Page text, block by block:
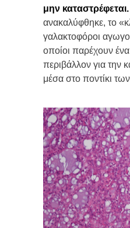
μην καταστρέφεται.
ανακαλύφθηκε, το
γαλακτοφόροι
οποίοι παρέχουν
περιβάλλον για την
μέσα στο ποντίκι